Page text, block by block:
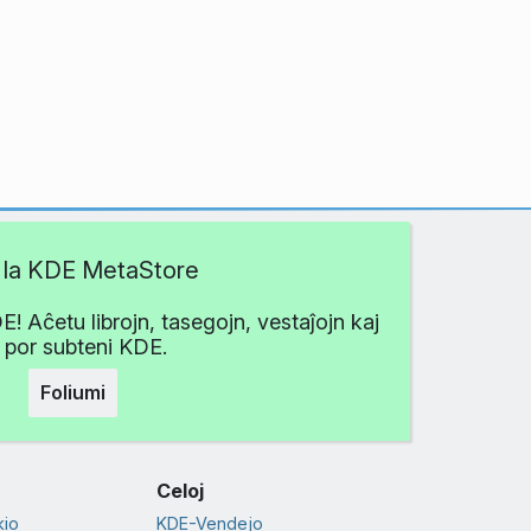
KDE MetaStore
Aĉetu librojn, tasegojn, vestaĵojn kaj
por subteni KDE.
Foliumi
Celoj
KDE-Vendejo